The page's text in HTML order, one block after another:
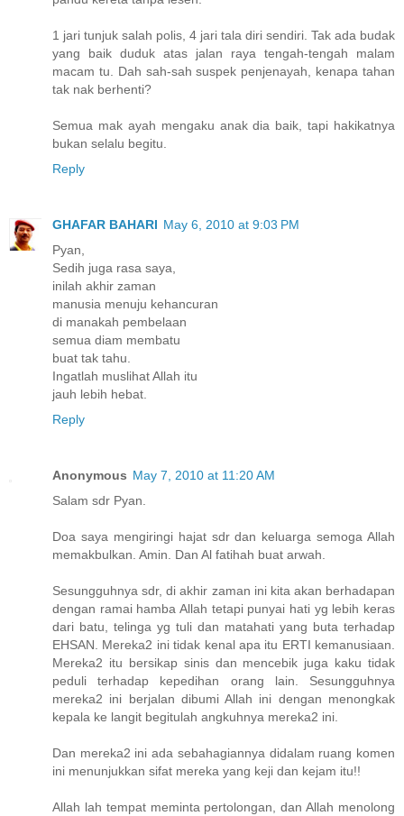
1 jari tunjuk salah polis, 4 jari tala diri sendiri. Tak ada budak
yang baik duduk atas jalan raya tengah-tengah malam
macam tu. Dah sah-sah suspek penjenayah, kenapa tahan
tak nak berhenti?
Semua mak ayah mengaku anak dia baik, tapi hakikatnya
bukan selalu begitu.
Reply
GHAFAR BAHARI May 6, 2010 at 9:03 PM
Pyan,
Sedih juga rasa saya,
inilah akhir zaman
manusia menuju kehancuran
di manakah pembelaan
semua diam membatu
buat tak tahu.
Ingatlah muslihat Allah itu
jauh lebih hebat.
Reply
Anonymous May 7, 2010 at 11:20 AM
Salam sdr Pyan.
Doa saya mengiringi hajat sdr dan keluarga semoga Allah
memakbulkan. Amin. Dan Al fatihah buat arwah.
Sesungguhnya sdr, di akhir zaman ini kita akan berhadapan
dengan ramai hamba Allah tetapi punyai hati yg lebih keras
dari batu, telinga yg tuli dan matahati yang buta terhadap
EHSAN. Mereka2 ini tidak kenal apa itu ERTI kemanusiaan.
Mereka2 itu bersikap sinis dan mencebik juga kaku tidak
peduli terhadap kepedihan orang lain. Sesungguhnya
mereka2 ini berjalan dibumi Allah ini dengan menongkak
kepala ke langit begitulah angkuhnya mereka2 ini.
Dan mereka2 ini ada sebahagiannya didalam ruang komen
ini menunjukkan sifat mereka yang keji dan kejam itu!!
Allah lah tempat meminta pertolongan, dan Allah menolong